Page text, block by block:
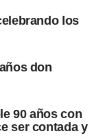
los
don
90 años con
ser contada y